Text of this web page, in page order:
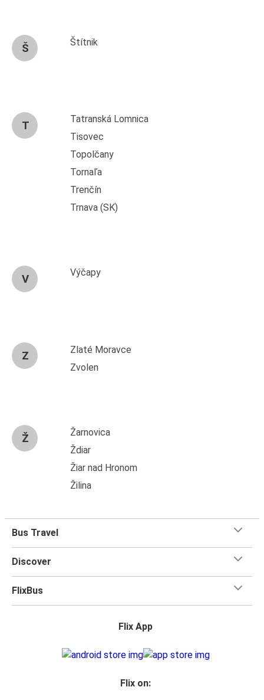
Š
Štítnik
T
Tatranská Lomnica
Tisovec
Topolčany
Tornaľa
Trenčín
Trnava (SK)
V
Výčapy
Z
Zlaté Moravce
Zvolen
Ž
Žarnovica
Ždiar
Žiar nad Hronom
Žilina
Bus Travel
Discover
FlixBus
Flix App
Flix on: